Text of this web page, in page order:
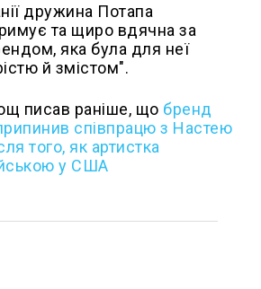
дружина Потапа
та щиро вдячна за
яка була для неї
й змістом".
писав раніше, що бренд
співпрацю з Настею
того, як артистка
у США